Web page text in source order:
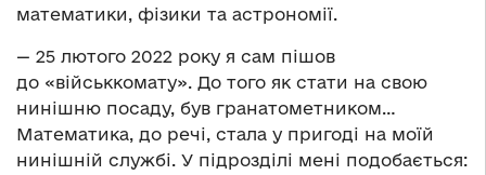
математики, фізики та астрономії.
— 25 лютого 2022 року я сам пішов
до «військкомату». До того як стати на свою
нинішню посаду, був гранатометником…
Математика, до речі, стала у пригоді на моїй
нинішній службі. У підрозділі мені подобається: